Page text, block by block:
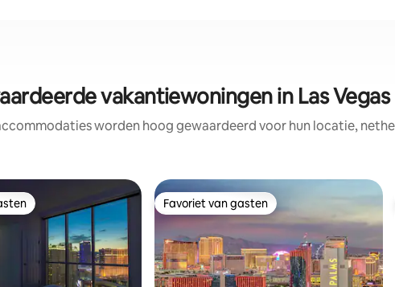
vakantiewoningen in Las Vegas
worden hoog gewaardeerd voor hun locatie,
Favoriet van gasten
Favoriet van gasten